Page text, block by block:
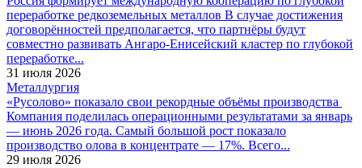
переработке редкоземельных металлов В случае достижения
договорённостей предполагается, что партнёры будут
совместно развивать Ангаро-Енисейский кластер по глубокой
переработке...
31 июля 2026
Металлургия
«Русолово» показало свои рекордные объёмы производства
Компания поделилась операционными результатами за январь
— июнь 2026 года. Самый большой рост показало
производство олова в концентрате — 17%. Всего...
29 июля 2026